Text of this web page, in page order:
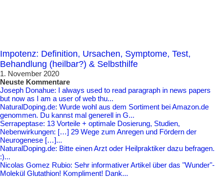
Impotenz: Definition, Ursachen, Symptome, Test,
Behandlung (heilbar?) & Selbsthilfe
1. November 2020
Neuste Kommentare
Joseph Donahue: I always used to read paragraph in news papers
but now as I am a user of web thu...
NaturalDoping.de: Wurde wohl aus dem Sortiment bei Amazon.de
genommen. Du kannst mal generell in G...
Serrapeptase: 13 Vorteile + optimale Dosierung, Studien,
Nebenwirkungen: […] 29 Wege zum Anregen und Fördern der
Neurogenese […]...
NaturalDoping.de: Bitte einen Arzt oder Heilpraktiker dazu befragen.
:)...
Nicolas Gomez Rubio: Sehr informativer Artikel über das "Wunder"-
Molekül Glutathion! Kompliment! Dank...